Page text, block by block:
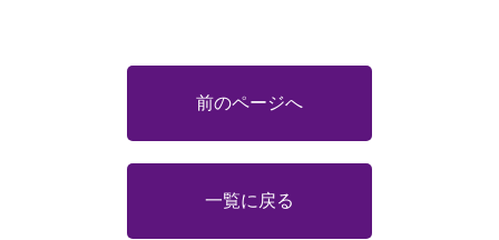
前のページへ
一覧に戻る